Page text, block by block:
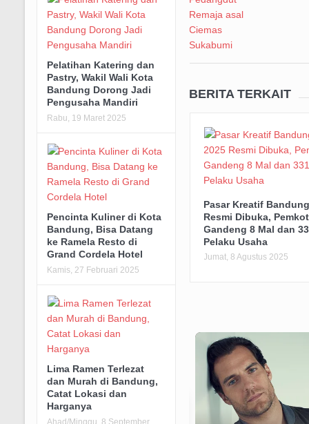
BERITA TERKAIT
Pasar Kreatif
Resmi Dibuka, Pemkot
Gandeng 8 Mal dan
Pelaku Usaha
Jumat, 8 Agustus 2025
Pelatihan Katering dan
Pastry, Wakil Wali Kota
Bandung Dorong Jadi
Pengusaha Mandiri
Rabu, 19 Maret 2025
Pencinta Kuliner di Kota
Bandung, Bisa Datang
ke Ramela Resto di
Grand Cordela Hotel
Kamis, 27 Februari 2025
Lima Ramen Terlezat
dan Murah di Bandung,
Catat Lokasi dan
Harganya